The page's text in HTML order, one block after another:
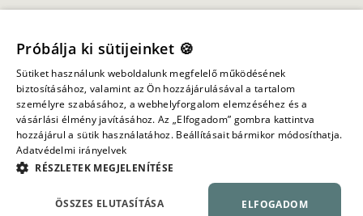
Fiókom
Információ
Minden jog fenntartva ©
Próbálja ki sütijeinket 🍪
Sütiket használunk weboldalunk megfelelő működésének
biztosításához, valamint az Ön hozzájárulásával a tartalom
személyre szabásához, a webhelyforgalom elemzéséhez és a
vásárlási élmény javításához. Az „Elfogadom” gombra kattintva
hozzájárul a sütik használatához. Beállításait bármikor módosíthatja.
Adatvédelmi irányelvek
RÉSZLETEK MEGJELENÍTÉSE
ELFOGADOM
ÖSSZES ELUTASÍTÁSA